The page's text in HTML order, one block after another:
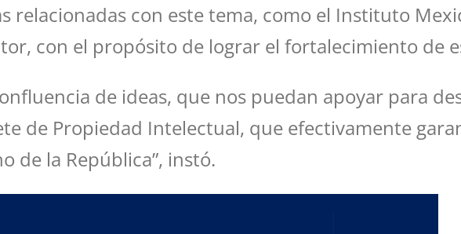
relacionadas con este tema, como el Instituto
con el propósito de lograr el fortalecimiento de
de ideas, que nos puedan apoyar para
de Propiedad Intelectual, que efectivamente
de la República”, instó.